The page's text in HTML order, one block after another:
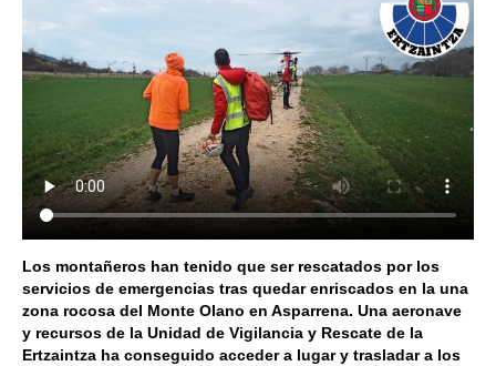
Los montañeros han tenido que ser rescatados por los
servicios de emergencias tras quedar enriscados en la una
zona rocosa del Monte Olano en Asparrena. Una aeronave
y recursos de la Unidad de Vigilancia y Rescate de la
Ertzaintza ha conseguido acceder a lugar y trasladar a los